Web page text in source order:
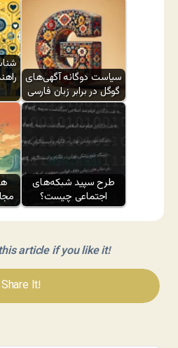
سیاست دوگانه آگهی‌های
گوگل در برابر زبان فارسی
طرح سپید شبکه‌های
اجتماعی چیست؟
article if you like it!
Share It!